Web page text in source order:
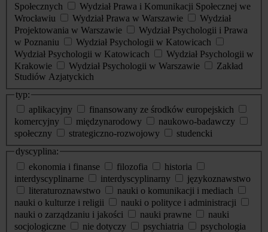
Społecznych
Wydział Prawa i Komunikacji Społecznej we
Wrocławiu
Wydział Prawa w Warszawie
Wydział
Projektowania w Warszawie
Wydział Psychologii i Prawa
w Poznaniu
Wydział Psychologii w Katowicach
Wydział Psychologii w Katowicach
Wydział Psychologii w
Krakowie
Wydział Psychologii w Warszawie
Zakład
Studiów Azjatyckich
typ:
aplikacyjny
finansowany ze środków europejskich
komercyjny
międzynarodowy
naukowo-badawczy
społeczny
strategiczno-rozwojowy
studencki
dyscyplina:
ekonomia i finanse
filozofia
historia
interdyscyplinarne
interdyscyplinarny
językoznawstwo
literaturoznawstwo
nauki o komunikacji i mediach
nauki o kulturze i religii
nauki o polityce i administracji
nauki o zarządzaniu i jakości
nauki prawne
nauki
socjologiczne
nie dotyczy psychiatria
psychologia